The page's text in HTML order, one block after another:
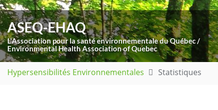
ASEQ-EHAQ
L'Association pour la santé environnementale du Québec /
Environmental Health Association of Quebec
Hypersensibilités Environnementales Statistiques